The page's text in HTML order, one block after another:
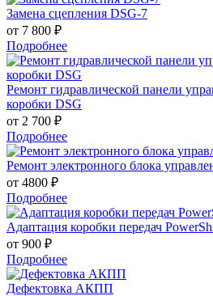
Замена сцепления DSG-7
от 7 800 ₽
Подробнее
Ремонт гидравлической панели
коробки DSG
от 2 700 ₽
Подробнее
Ремонт электронного блока
от 4800 ₽
Подробнее
Адаптация коробки передач
от 900 ₽
Подробнее
Дефектовка АКПП